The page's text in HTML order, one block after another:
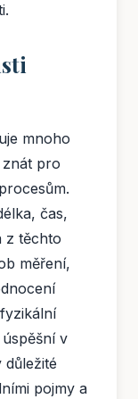
mnoho
znát pro
čas,
z těchto
měření,
v
pojmy a